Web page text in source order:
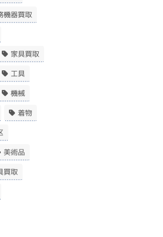
機器買取
家具買取
工具
機械
着物
美術品
買取